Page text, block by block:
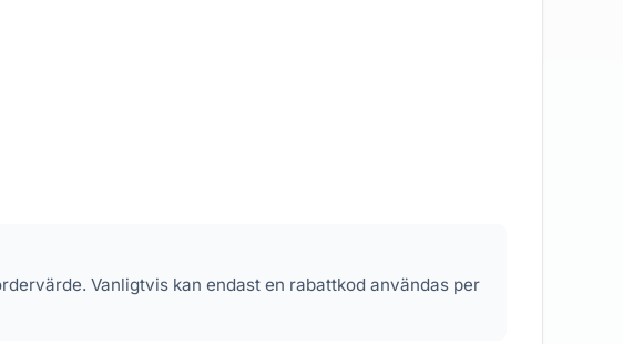
Vanligtvis kan endast en rabattkod användas per